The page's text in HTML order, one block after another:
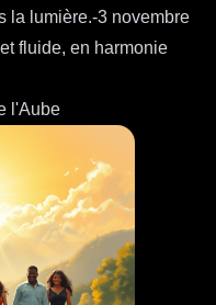
la lumière.-3 novembre
fluide, en harmonie
l'Aube